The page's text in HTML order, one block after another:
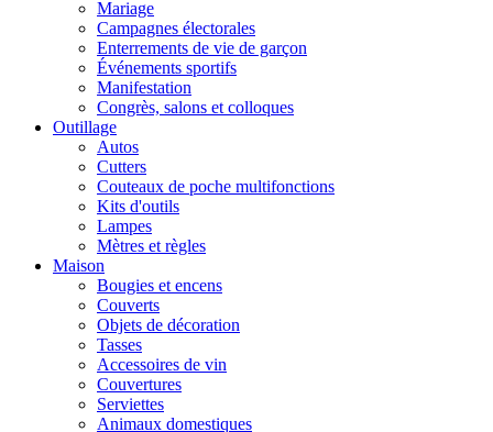
Mariage
Campagnes électorales
Enterrements de vie de garçon
Événements sportifs
Manifestation
Congrès, salons et colloques
Outillage
Autos
Cutters
Couteaux de poche multifonctions
Kits d'outils
Lampes
Mètres et règles
Maison
Bougies et encens
Couverts
Objets de décoration
Tasses
Accessoires de vin
Couvertures
Serviettes
Animaux domestiques